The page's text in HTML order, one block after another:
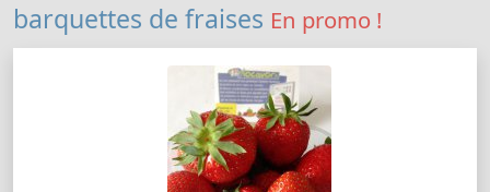
barquettes de fraises En promo !